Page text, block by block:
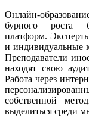
Онлайн-
бурного роста
платформ.
и индивидуальные
Преподаватели
находят свою
Работа через
собственной
выделиться среди